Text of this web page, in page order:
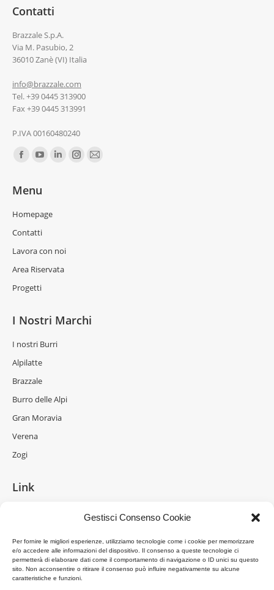
Gestisci Consenso Cookie
Per fornire le migliori esperienze, utilizziamo tecnologie come i cookie per memorizzare
e/o accedere alle informazioni del dispositivo. Il consenso a queste tecnologie ci
permetterà di elaborare dati come il comportamento di navigazione o ID unici su questo
sito. Non acconsentire o ritirare il consenso può influire negativamente su alcune
caratteristiche e funzioni.
Contatti
Brazzale S.p.A.
Via M. Pasubio, 2
36010 Zanè (VI) Italia
info@brazzale.com
Tel. +39 0445 313900
Fax +39 0445 313991
P.IVA 00160480240
Ci puoi trovare su:
Menu
Homepage
Contatti
Lavora con noi
Area Riservata
Progetti
I Nostri Marchi
I nostri Burri
Alpilatte
Brazzale
Burro delle Alpi
Gran Moravia
Verena
Zogi
Link
Gran Moravia
Brazzale Shanghai